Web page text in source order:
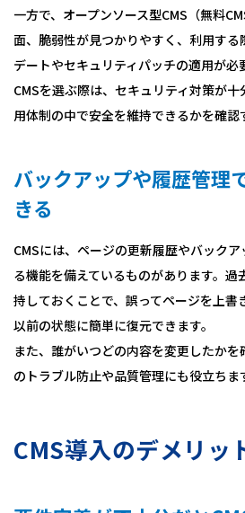
一方で、オープンソース型CMS（無料
面、脆弱性が見つかりやすく、利用す
デートやセキュリティパッチの適用が必
CMSを選ぶ際は、セキュリティ対策が
用体制の中で安全を維持できるかを確認
バックアップや履歴管理
きる
CMSには、ページの更新履歴やバック
る機能を備えているものがあります。過
持しておくことで、誤ってページを上書
以前の状態に簡単に復元できます。
また、誰がいつどの内容を変更したか
のトラブル防止や品質管理にも役立ちま
CMS導入のデメリッ